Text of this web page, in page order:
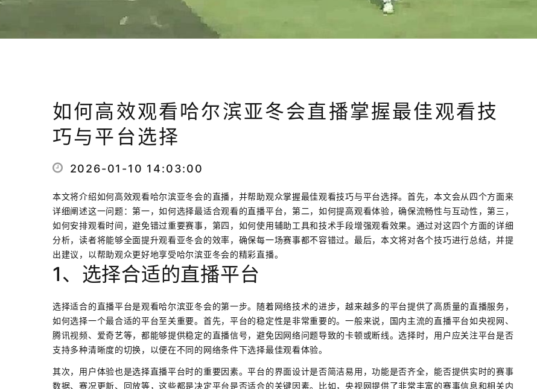
如何高效观看哈尔滨亚冬会直播掌握最佳观看技
巧与平台选择
2026-01-10 14:03:00
本文将介绍如何高效观看哈尔滨亚冬会的直播，并帮助观众掌握最佳观看技巧与平台选择。首先，本文会从四个方面来
详细阐述这一问题：第一，如何选择最适合观看的直播平台，第二，如何提高观看体验，确保流畅性与互动性，第三，
如何安排观看时间，避免错过重要赛事，第四，如何使用辅助工具和技术手段增强观看效果。通过对这四个方面的详细
分析，读者将能够全面提升观看亚冬会的效率，确保每一场赛事都不容错过。最后，本文将对各个技巧进行总结，并提
出建议，以帮助观众更好地享受哈尔滨亚冬会的精彩直播。
1、选择合适的直播平台
选择适合的直播平台是观看哈尔滨亚冬会的第一步。随着网络技术的进步，越来越多的平台提供了高质量的直播服务，
如何选择一个最合适的平台至关重要。首先，平台的稳定性是非常重要的。一般来说，国内主流的直播平台如央视网、
腾讯视频、爱奇艺等，都能够提供稳定的直播信号，避免因网络问题导致的卡顿或断线。选择时，用户应关注平台是否
支持多种清晰度的切换，以便在不同的网络条件下选择最佳观看体验。
其次，用户体验也是选择直播平台时的重要因素。平台的界面设计是否简洁易用，功能是否齐全，能否提供实时的赛事
数据、赛况更新、回放等，这些都是决定平台是否适合的关键因素。比如，央视网提供了非常丰富的赛事信息和相关内